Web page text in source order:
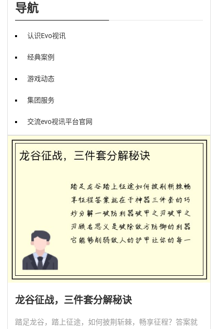
导航
认识Evo视讯
经典案例
游戏动态
集团服务
交流evo视讯平台官网
龙谷征战，三件套分解秘诀
踏足龙谷，踏上征途，如何披荆斩棘，畅享征程？答案就